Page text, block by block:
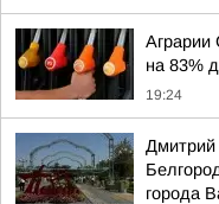
Аграрии
на 83%
19:24
города